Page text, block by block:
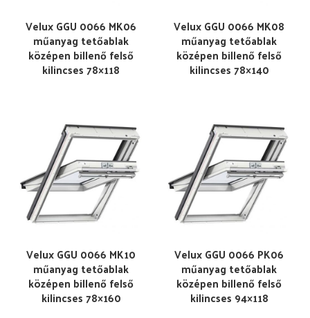
Velux GGU 0066 MK06
műanyag tetőablak
középen billenő felső
kilincses 78×118
Velux GGU 0066 MK08
műanyag tetőablak
középen billenő felső
kilincses 78×140
Velux GGU 0066 MK10
műanyag tetőablak
középen billenő felső
kilincses 78×160
Velux GGU 0066 PK06
műanyag tetőablak
középen billenő felső
kilincses 94×118